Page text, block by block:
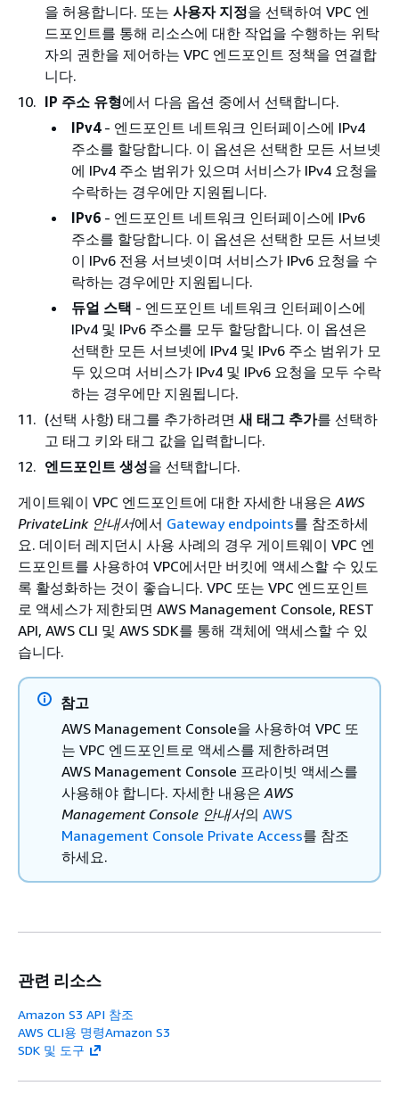
을 허용합니다. 또는 사용자 지정을 선택하여 VPC 엔
드포인트를 통해 리소스에 대한 작업을 수행하는 위탁
자의 권한을 제어하는 VPC 엔드포인트 정책을 연결합
니다.
IP 주소 유형에서 다음 옵션 중에서 선택합니다.
IPv4- 엔드포인트 네트워크 인터페이스에 IPv4
주소를 할당합니다. 이 옵션은 선택한 모든 서브넷
에 IPv4 주소 범위가 있으며 서비스가 IPv4 요청을
수락하는 경우에만 지원됩니다.
IPv6 - 엔드포인트 네트워크 인터페이스에 IPv6
주소를 할당합니다. 이 옵션은 선택한 모든 서브넷
이 IPv6 전용 서브넷이며 서비스가 IPv6 요청을 수
락하는 경우에만 지원됩니다.
듀얼 스택 - 엔드포인트 네트워크 인터페이스에
IPv4 및 IPv6 주소를 모두 할당합니다. 이 옵션은
선택한 모든 서브넷에 IPv4 및 IPv6 주소 범위가 모
두 있으며 서비스가 IPv4 및 IPv6 요청을 모두 수락
하는 경우에만 지원됩니다.
(선택 사항) 태그를 추가하려면 새 태그 추가를 선택하
고 태그 키와 태그 값을 입력합니다.
엔드포인트 생성을 선택합니다.
게이트웨이 VPC 엔드포인트에 대한 자세한 내용은AWS
PrivateLink 안내서에서 Gateway endpoints를 참조하세
요. 데이터 레지던시 사용 사례의 경우 게이트웨이 VPC 엔
드포인트를 사용하여 VPC에서만 버킷에 액세스할 수 있도
록 활성화하는 것이 좋습니다. VPC 또는 VPC 엔드포인트
로 액세스가 제한되면 AWS Management Console, REST
API, AWS CLI 및 AWS SDK를 통해 객체에 액세스할 수 있
습니다.
참고
AWS Management Console을 사용하여 VPC 또
는 VPC 엔드포인트로 액세스를 제한하려면
AWS Management Console 프라이빗 액세스를
사용해야 합니다. 자세한 내용은AWS
Management Console 안내서의 AWS
Management Console Private Access를 참조
하세요.
관련 리소스
Amazon S3 API 참조
AWS CLI용 명령Amazon S3
SDK 및 도구